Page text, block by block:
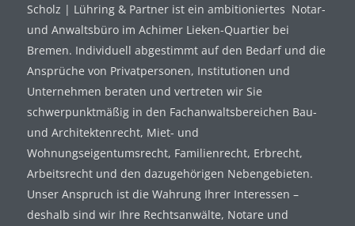
Scholz | Lühring & Partner ist ein ambitioniertes Notar-
und Anwaltsbüro im Achimer Lieken-Quartier bei
Bremen. Individuell abgestimmt auf den Bedarf und die
Ansprüche von Privatpersonen, Institutionen und
Unternehmen beraten und vertreten wir Sie
schwerpunktmäßig in den Fachanwaltsbereichen Bau-
und Architektenrecht, Miet- und
Wohnungseigentumsrecht, Familienrecht, Erbrecht,
Arbeitsrecht und den dazugehörigen Nebengebieten.
Unser Anspruch ist die Wahrung Ihrer Interessen –
deshalb sind wir Ihre Rechtsanwälte, Notare und